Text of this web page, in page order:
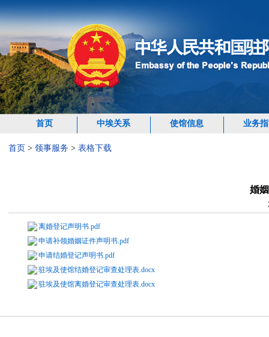
首页 中埃关系 使馆信息 业务
首页 > 领事服务 > 表格下载
婚
离婚登记声明书.pdf
申请补领婚姻证件声明书.pdf
申请结婚登记声明书.pdf
驻埃及使馆结婚登记审查处理表.docx
驻埃及使馆离婚登记审查处理表.docx